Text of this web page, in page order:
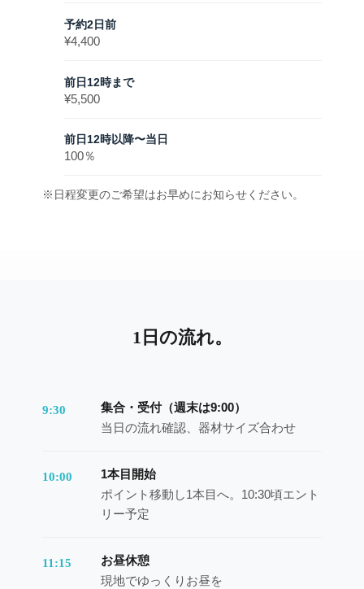
予約2日前
¥4,400
前日12時まで
¥5,500
前日12時以降〜当日
100％
※日程変更のご希望はお早めにお知らせください。
1日の流れ。
9:30
集合・受付（週末は9:00）
当日の流れ確認、器材サイズ合わせ
10:00
1本目開始
ポイント移動し1本目へ。10:30頃エント
リー予定
11:15
お昼休憩
現地でゆっくりお昼を